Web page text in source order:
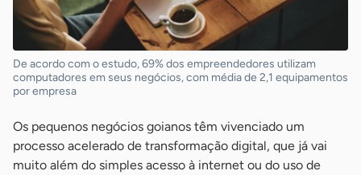
De acordo com o estudo, 69% dos empreendedores utilizam
computadores em seus negócios, com média de 2,1 equipamentos
por empresa
Os pequenos negócios goianos têm vivenciado um
processo acelerado de transformação digital, que já vai
muito além do simples acesso à internet ou do uso de